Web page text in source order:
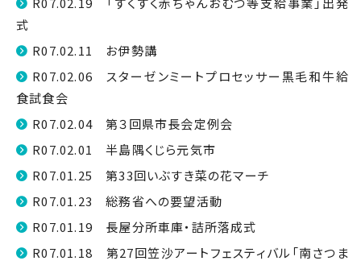
式
R07.02.11 お伊勢講
R07.02.06 スターゼンミートプロセッサー黒毛和牛給
食試食会
R07.02.04 第３回県市長会定例会
R07.02.01 半島隅くじら元気市
R07.01.25 第33回いぶすき菜の花マーチ
R07.01.23 総務省への要望活動
R07.01.19 長屋分所車庫・詰所落成式
R07.01.18 第27回笠沙アートフェスティバル「南さつま